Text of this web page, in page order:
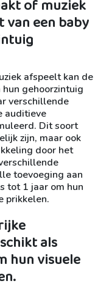
of muziek
van een baby
afspeelt kan de
gehoorzintuig
verschillende
auditieve
Dit soort
zijn, maar ook
door het
toevoeging aan
tot 1 jaar om hun
prikkelen.
als
hun visuele